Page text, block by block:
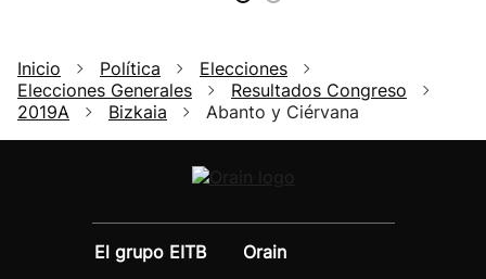
Inicio Política
Elecciones
Elecciones Generales
Resultados Congreso
2019A
Bizkaia Abanto y Ciérvana
El grupo EITB
Orain